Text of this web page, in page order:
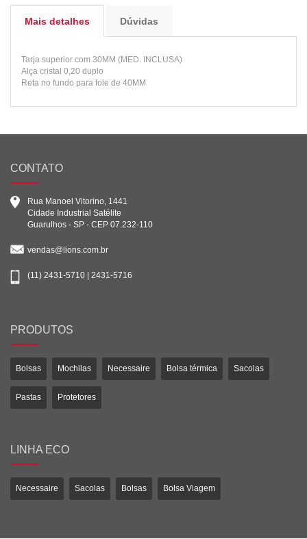
Mais detalhes Dúvidas
Tarja superior com 30MM (MED. INCLUSA)
Alça cristal 0,20 duplo
Reta no fundo para fole de 40MM
CONTATO
Rua Manoel Vitorino, 1441
Cidade Industrial Satélite
Guarulhos - SP - CEP 07.232-110
vendas@lions.com.br
(11) 2431-5710 | 2431-5716
PRODUTOS
Bolsas Mochilas Necessaire Bolsa térmica Sacolas
Pastas Protetores
LINHA ECO
Necessaire Sacolas Bolsas Bolsa Viagem